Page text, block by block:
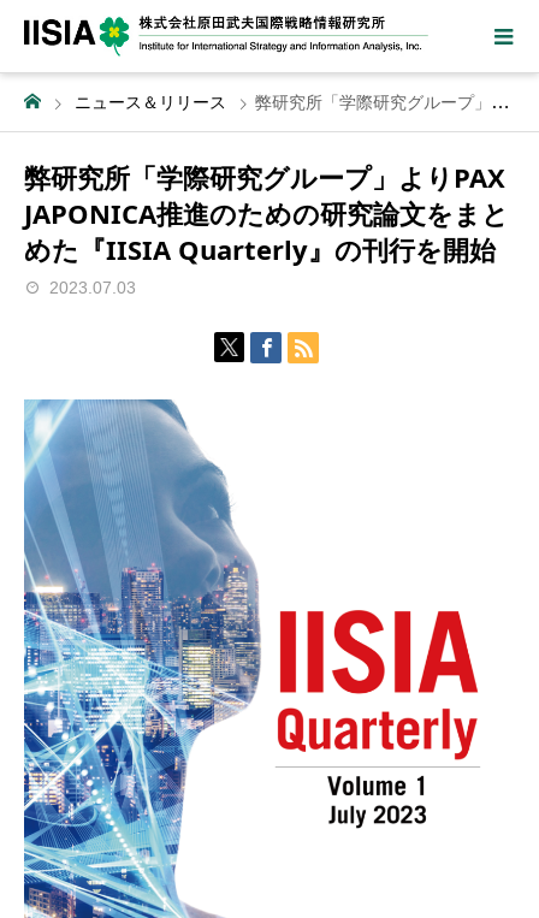
ニュース＆リリース 弊研究所「学際研究グループ」よりPAX JAPONICA推進のための研究論文をまとめた『IISIA Quarterly』の刊行を開始
弊研究所「学際研究グループ」よりPAX
JAPONICA推進のための研究論文をまと
めた『IISIA Quarterly』の刊行を開始
2023.07.03